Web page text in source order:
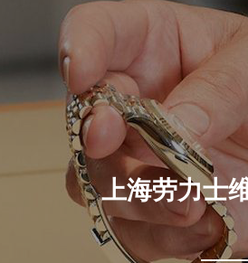
上海劳力士